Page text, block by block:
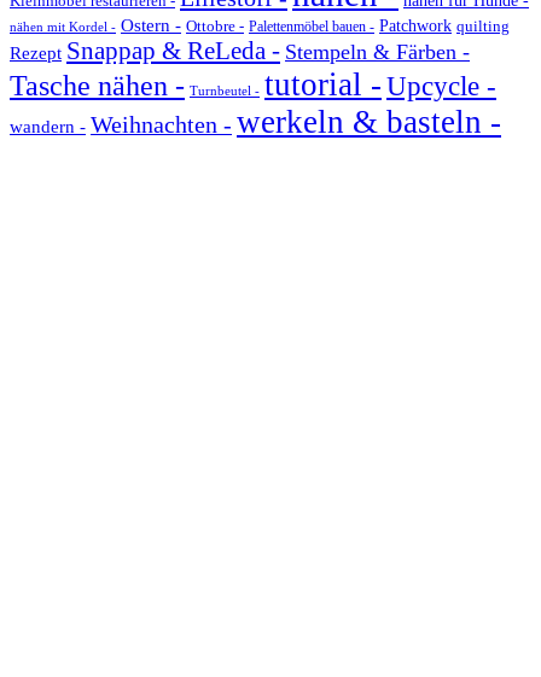
nähen mit Kordel - Ostern - Ottobre - Palettenmöbel bauen - Patchwork quilting
Rezept Snappap & ReLeda - Stempeln & Färben -
Tasche nähen - Turnbeutel - tutorial -Upcycle -
wandern - Weihnachten - werkeln & basteln -